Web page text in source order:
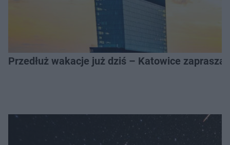
Przedłuż wakacje już dziś – Katowice